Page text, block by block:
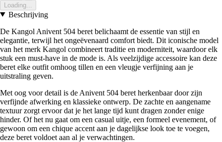
Loading...
Beschrijving
De Kangol Anivent 504 beret belichaamt de essentie van stijl en
elegantie, terwijl het ongeëvenaard comfort biedt. Dit iconische model
van het merk Kangol combineert traditie en moderniteit, waardoor elk
stuk een must-have in de mode is. Als veelzijdige accessoire kan deze
beret elke outfit omhoog tillen en een vleugje verfijning aan je
uitstraling geven.
Met oog voor detail is de Anivent 504 beret herkenbaar door zijn
verfijnde afwerking en klassieke ontwerp. De zachte en aangename
textuur zorgt ervoor dat je het lange tijd kunt dragen zonder enige
hinder. Of het nu gaat om een casual uitje, een formeel evenement, of
gewoon om een chique accent aan je dagelijkse look toe te voegen,
deze beret voldoet aan al je verwachtingen.